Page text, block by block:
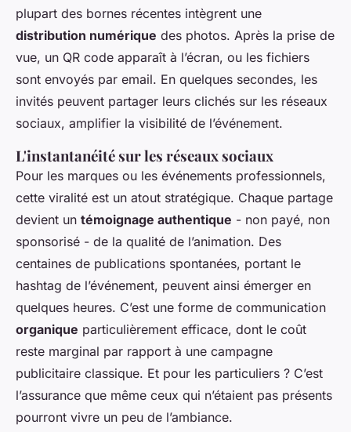
plupart des bornes récentes intègrent une
distribution numérique des photos. Après la prise de
vue, un QR code apparaît à l’écran, ou les fichiers
sont envoyés par email. En quelques secondes, les
invités peuvent partager leurs clichés sur les réseaux
sociaux, amplifier la visibilité de l’événement.
L'instantanéité sur les réseaux sociaux
Pour les marques ou les événements professionnels,
cette viralité est un atout stratégique. Chaque partage
devient un témoignage authentique - non payé, non
sponsorisé - de la qualité de l’animation. Des
centaines de publications spontanées, portant le
hashtag de l’événement, peuvent ainsi émerger en
quelques heures. C’est une forme de communication
organique particulièrement efficace, dont le coût
reste marginal par rapport à une campagne
publicitaire classique. Et pour les particuliers ? C’est
l’assurance que même ceux qui n’étaient pas présents
pourront vivre un peu de l’ambiance.